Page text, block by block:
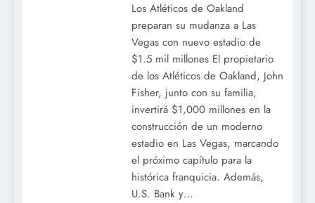
Los Atléticos de Oakland
preparan su mudanza a Las
Vegas con nuevo estadio de
$1.5 mil millones El propietario
de los Atléticos de Oakland, John
Fisher, junto con su familia,
invertirá $1,000 millones en la
construcción de un moderno
estadio en Las Vegas, marcando
el próximo capítulo para la
histórica franquicia. Además,
U.S. Bank y…